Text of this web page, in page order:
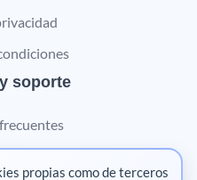
soporte
propias como de terceros